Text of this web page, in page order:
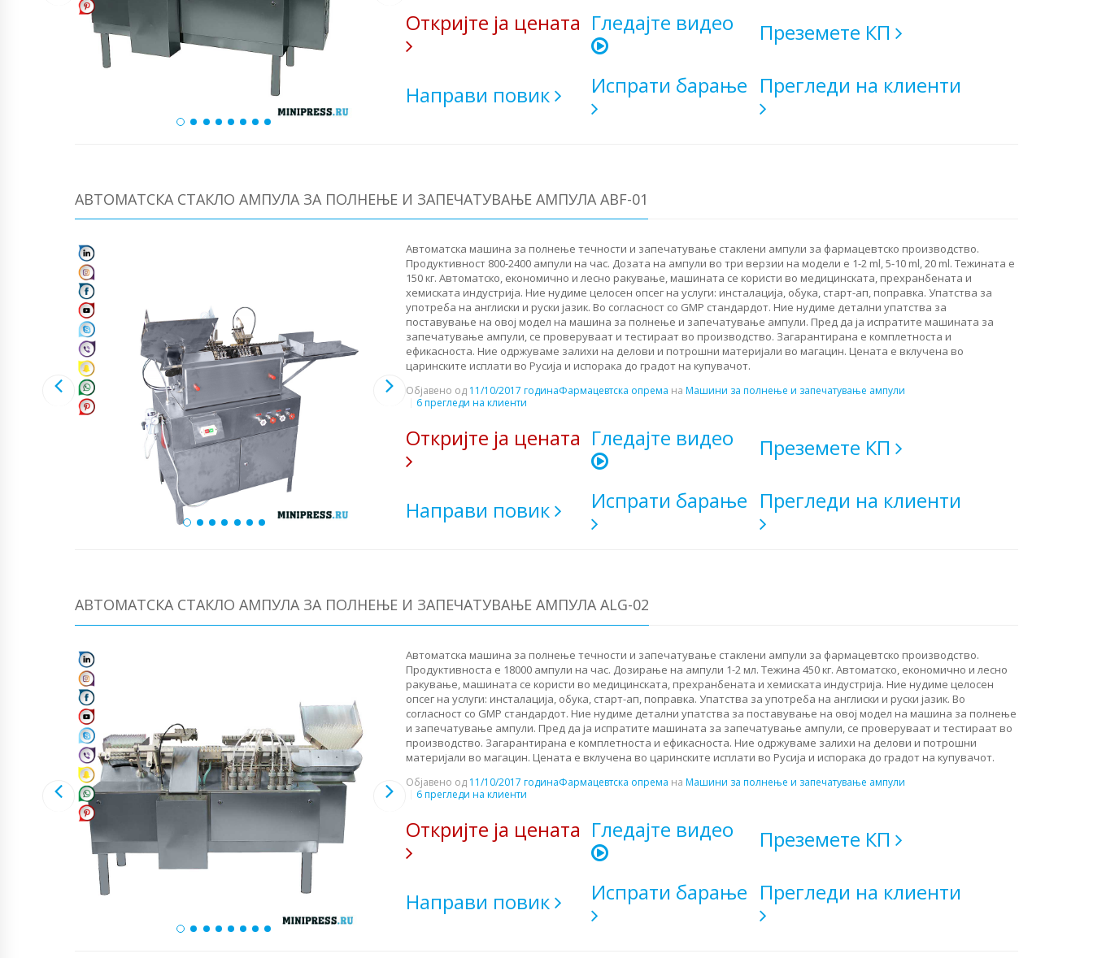
Откријте ја цената Гледајте видео Преземете КП
Направи повик Испрати барање Прегледи на клиенти
АВТОМАТСКА СТАКЛО АМПУЛА ЗА ПОЛНЕЊЕ И ЗАПЕЧАТУВАЊЕ АМПУЛА ABF-01
Автоматска машина за полнење течности и запечатување стаклени ампули за фармацевтско производство.
Продуктивност 800-2400 ампули на час. Дозата на ампули во три верзии на модели е 1-2 ml, 5-10 ml, 20 ml. Тежината е
150 кг. Автоматско, економично и лесно ракување, машината се користи во медицинската, прехранбената и
хемиската индустрија. Ние нудиме целосен опсег на услуги: инсталација, обука, старт-ап, поправка. Упатства за
употреба на англиски и руски јазик. Во согласност со GMP стандардот. Ние нудиме детални упатства за
поставување на овој модел на машина за полнење и запечатување ампули. Пред да ја испратите машината за
запечатување ампули, се проверуваат и тестираат во производство. Загарантирана е комплетноста и
ефикасноста. Ние одржуваме залихи на делови и потрошни материјали во магацин. Цената е вклучена во
царинските исплати во Русија и испорака до градот на купувачот.
Објавено од 11/10/2017 годинаФармацевтска опрема на Машини за полнење и запечатување ампули
6 прегледи на клиенти
Откријте ја цената Гледајте видео Преземете КП
Направи повик Испрати барање Прегледи на клиенти
АВТОМАТСКА СТАКЛО АМПУЛА ЗА ПОЛНЕЊЕ И ЗАПЕЧАТУВАЊЕ АМПУЛА ALG-02
Автоматска машина за полнење течности и запечатување стаклени ампули за фармацевтско производство.
Продуктивноста е 18000 ампули на час. Дозирање на ампули 1-2 мл. Тежина 450 кг. Автоматско, економично и лесно
ракување, машината се користи во медицинската, прехранбената и хемиската индустрија. Ние нудиме целосен
опсег на услуги: инсталација, обука, старт-ап, поправка. Упатства за употреба на англиски и руски јазик. Во
согласност со GMP стандардот. Ние нудиме детални упатства за поставување на овој модел на машина за полнење
и запечатување ампули. Пред да ја испратите машината за запечатување ампули, се проверуваат и тестираат во
производство. Загарантирана е комплетноста и ефикасноста. Ние одржуваме залихи на делови и потрошни
материјали во магацин. Цената е вклучена во царинските исплати во Русија и испорака до градот на купувачот.
Објавено од 11/10/2017 годинаФармацевтска опрема на Машини за полнење и запечатување ампули
6 прегледи на клиенти
Откријте ја цената Гледајте видео Преземете КП
Направи повик Испрати барање Прегледи на клиенти